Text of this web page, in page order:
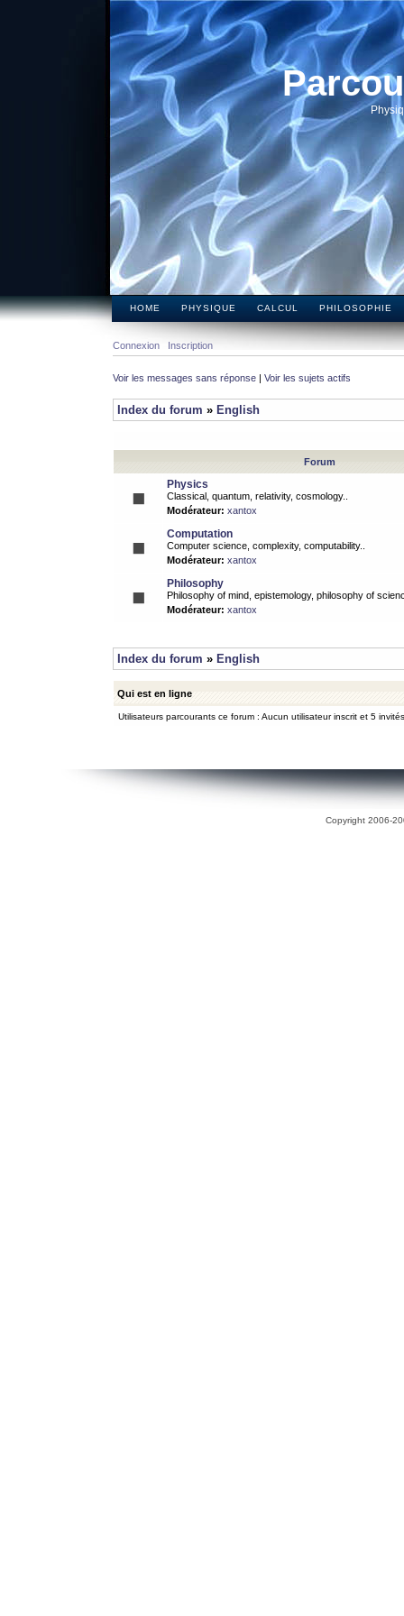
HOME PHYSIQUE CALCUL PHILOSOPHIE
Connexion Inscription
Voir les messages sans réponse | Voir les sujets actifs
Index du forum » English
Forum
Physics
Classical, quantum, relativity, cosmology..
Modérateur: xantox
Computation
Computer science, complexity, computability..
Modérateur: xantox
Philosophy
Philosophy of mind, epistemology, philosophy of
Modérateur: xantox
Index du forum » English
Qui est en ligne
Utilisateurs parcourants ce forum : Aucun utilisateur inscrit et 5 invités
Copyright 2006-